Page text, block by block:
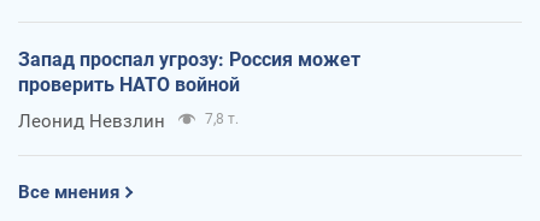
Запад проспал угрозу: Россия может
проверить НАТО войной
Леонид Невзлин 7,8 т.
Все мнения